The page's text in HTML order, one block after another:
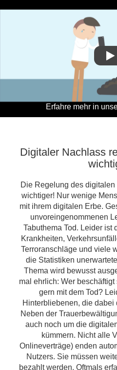
Erfahre mehr in
Digitaler Nachlass
Die Regelung des
wichtiger! Nur wenige
mit ihrem digitalen Erbe.
unvoreingenommenen
Tabuthema Tod. Leider ist
Krankheiten,
Terroranschläge und viele
die Statistiken
Thema wird bewusst
mal ehrlich: Wer
gern mit dem Tod?
Hinterbliebenen, die
Neben der
auch noch um die
kümmern. Nicht alle
Onlineverträge) enden
Nutzers. Sie müssen
bezahlt werden. Oftmals